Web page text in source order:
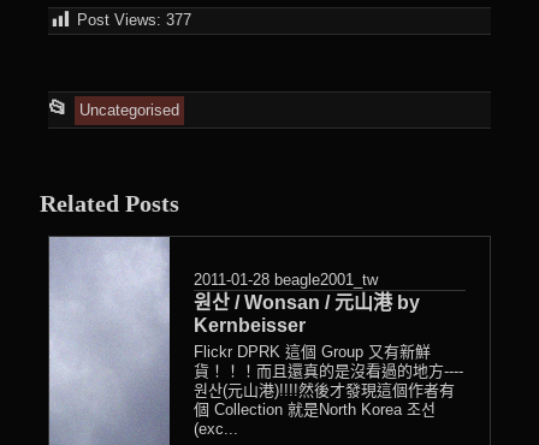
Post Views: 377
📂
This
posted
in
Uncategorised
Related Posts
2011-01-28 beagle2001_tw
원산 / Wonsan / 元山港 by
Kernbeisser
Flickr DPRK 這個 Group 又有新鮮
貨！！！而且還真的是沒看過的地方----
원산(元山港)!!!!然後才發現這個作者有
個 Collection 就是North Korea 조선
(exc...